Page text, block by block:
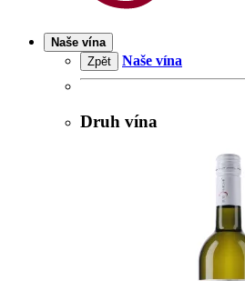
Naše vína
Zpět
Naše vína
Druh vína